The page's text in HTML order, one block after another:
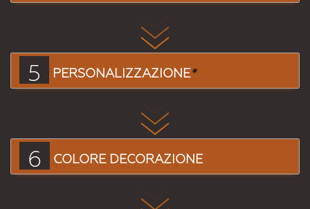
5 PERSONALIZZAZIONE*
6 COLORE DECORAZIONE